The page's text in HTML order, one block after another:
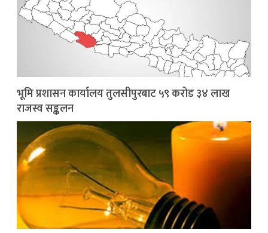
भूमि प्रशासन कार्यालय तुलसीपुरबाट ५९ करोड ३४ लाख
राजस्व सङ्कलन